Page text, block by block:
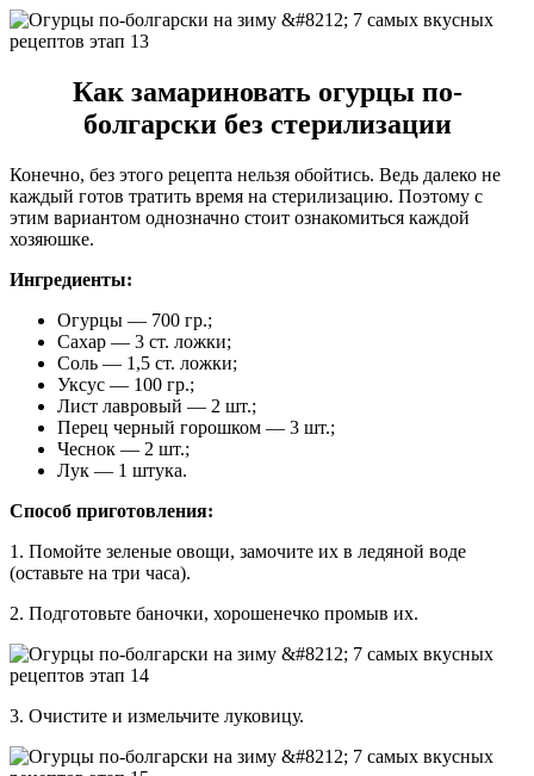
Как замариновать огурцы по-
болгарски без стерилизации
Конечно, без этого рецепта нельзя обойтись. Ведь далеко не
каждый готов тратить время на стерилизацию. Поэтому с
этим вариантом однозначно стоит ознакомиться каждой
хозяюшке.
Ингредиенты:
Огурцы — 700 гр.;
Сахар — 3 ст. ложки;
Соль — 1,5 ст. ложки;
Уксус — 100 гр.;
Лист лавровый — 2 шт.;
Перец черный горошком — 3 шт.;
Чеснок — 2 шт.;
Лук — 1 штука.
Способ приготовления:
1. Помойте зеленые овощи, замочите их в ледяной воде
(оставьте на три часа).
2. Подготовьте баночки, хорошенечко промыв их.
3. Очистите и измельчите луковицу.